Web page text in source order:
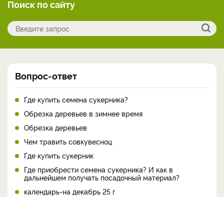
Поиск по сайту
Вопрос-ответ
Где купить семена сукерника?
Обрезка деревьев в зимнее время
Обрезка деревьев
Чем травить совкувесноц
Где купить сукерник
Где приобрести семена сукерника? И как в
дальнейшем получать посадочный материал?
календарь-на декабрь 25 г